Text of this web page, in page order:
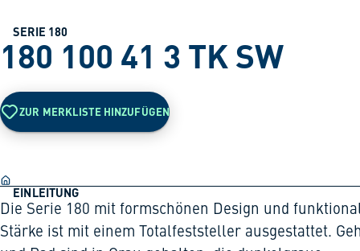
SERIE 180
180 100 41 3 TK SW
ZUR MERKLISTE HINZUFÜGEN
EINLEITUNG
Die Serie 180 mit formschönen Design und
Stärke ist mit einem Totalfeststeller ausgestattet.